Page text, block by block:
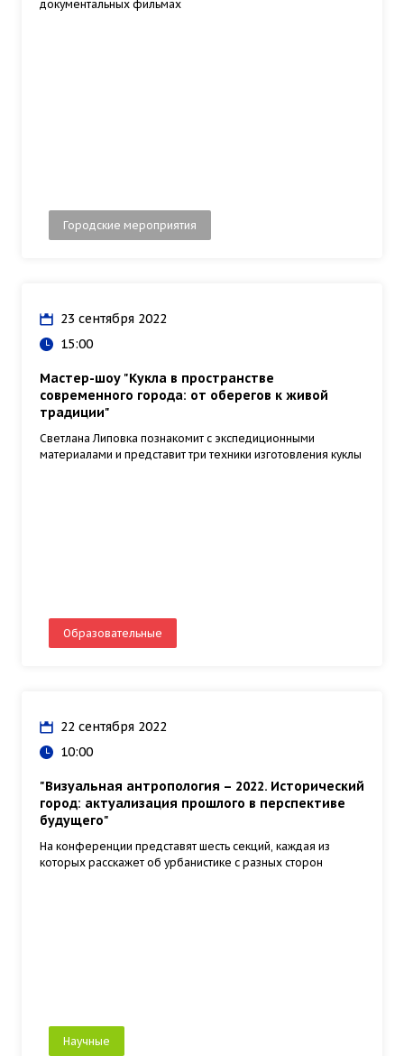
документальных фильмах
Городские мероприятия
23 сентября 2022
15:00
Мастер-шоу "Кукла в пространстве
современного города: от оберегов к живой
традиции"
Светлана Липовка познакомит с экспедиционными
материалами и представит три техники изготовления куклы
Образовательные
22 сентября 2022
10:00
"Визуальная антропология – 2022. Исторический
город: актуализация прошлого в перспективе
будущего"
На конференции представят шесть секций, каждая из
которых расскажет об урбанистике с разных сторон
Научные